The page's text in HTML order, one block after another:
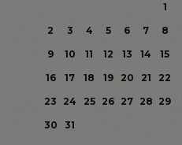
1
2
3 4 5 6 7
8
9
10 11 12 13 14
15
16
17 18 19 20 21
22
23
24 25 26 27 28 29
30
31